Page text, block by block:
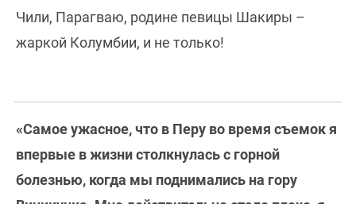
Чили, Парагваю, родине певицы Шакиры –
жаркой Колумбии, и не только!
«Самое ужасное, что в Перу во время съемок я
впервые в жизни столкнулась с горной
болезнью, когда мы поднимались на гору